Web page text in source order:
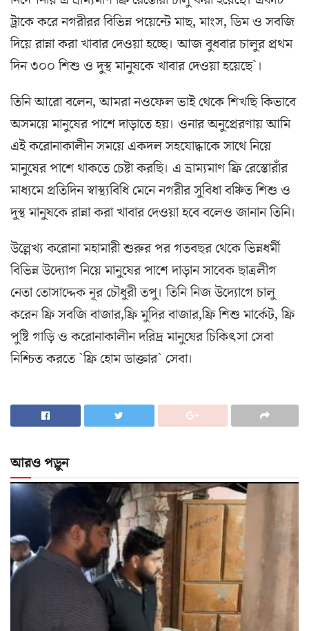
ট্রা‌কে ক‌রে নগরীরর বি‌ভিন্ন প‌য়ে‌ন্টে মাছ, মাংস, ডিম ও সব‌জি
দি‌য়ে রান্না করা খাবার দেওয়া হ‌চ্ছে। আজ বুধবার চালুর প্রথম
দিন ৩০০ শিশু ও দুস্থ মানুষ‌কে খাবার দেওয়া হ‌য়ে‌ছে`।
তি‌নি আ‌রো ব‌লেন, আমরা নও‌ফেল ভাই থে‌কে শিখ‌ছি কিভা‌বে
অসম‌য়ে মানু‌ষের পা‌শে দাড়া‌তে হয়। ওনার অনু‌প্রেরণায় আ‌মি
এই ক‌রোনাকালীন সম‌য়ে একদল সহ‌যোদ্ধা‌কে সা‌থে নি‌য়ে
মানু‌ষের পা‌শে থাক‌তে চেষ্টা কর‌ছি। এ ভ্রাম‌্যমাণ ফ্রি রে‌স্তোরাঁর
মাধ‌্যমে প্রতি‌দিন স্বাস্থ‌্যবি‌ধি মে‌নে নগরীর সু‌বিধা ব‌ঞ্চিত শিশু ও
দুস্থ‌ মানুষ‌কে রান্না করা খাবার দেওয়া হ‌বে ব‌লেও জানান তি‌নি।
উ‌ল্লেখ‌্য ক‌রোনা মহামারী শুরুর পর গতবছর থে‌কে ভিন্নধর্মী
বি‌ভিন্ন উ‌দ্যোগ নি‌য়ে মানু‌ষের পা‌শে দাড়ান সা‌বেক ছাত্রলীগ
নেতা তোসা‌দ্দেক নূর চৌধুরী তপু। তি‌নি নিজ উ‌দ্যো‌গে চালু
ক‌রেন ফ্রি সবজি বাজার,ফ্রি মুদির বাজার,ফ্রি শিশু মার্কেট, ফ্রি
পুষ্টি গাড়ি ও ক‌রোনাকালীন দ‌রিদ্র মানু‌ষের চি‌কিৎসা সেবা
নি‌শ্চিত কর‌তে `ফ্রি হোম ডাক্তার` সেবা।
আরও পড়ুন